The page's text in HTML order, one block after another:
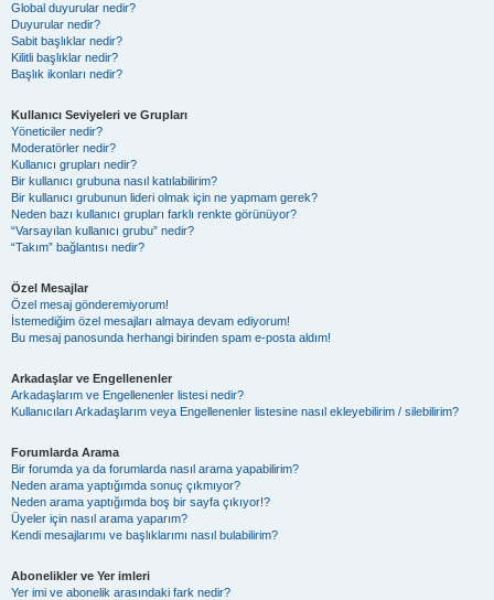
Global duyurular nedir?
Duyurular nedir?
Sabit başlıklar nedir?
Kilitli başlıklar nedir?
Başlık ikonları nedir?
Kullanıcı Seviyeleri ve Grupları
Yöneticiler nedir?
Moderatörler nedir?
Kullanıcı grupları nedir?
Bir kullanıcı grubuna nasıl katılabilirim?
Bir kullanıcı grubunun lideri olmak için ne yapmam gerek?
Neden bazı kullanıcı grupları farklı renkte görünüyor?
“Varsayılan kullanıcı grubu” nedir?
“Takım” bağlantısı nedir?
Özel Mesajlar
Özel mesaj gönderemiyorum!
İstemediğim özel mesajları almaya devam ediyorum!
Bu mesaj panosunda herhangi birinden spam e-posta aldım!
Arkadaşlar ve Engellenenler
Arkadaşlarım ve Engellenenler listesi nedir?
Kullanıcıları Arkadaşlarım veya Engellenenler listesine nasıl ekleyebilirim / silebilirim?
Forumlarda Arama
Bir forumda ya da forumlarda nasıl arama yapabilirim?
Neden arama yaptığımda sonuç çıkmıyor?
Neden arama yaptığımda boş bir sayfa çıkıyor!?
Üyeler için nasıl arama yaparım?
Kendi mesajlarımı ve başlıklarımı nasıl bulabilirim?
Abonelikler ve Yer imleri
Yer imi ve abonelik arasındaki fark nedir?